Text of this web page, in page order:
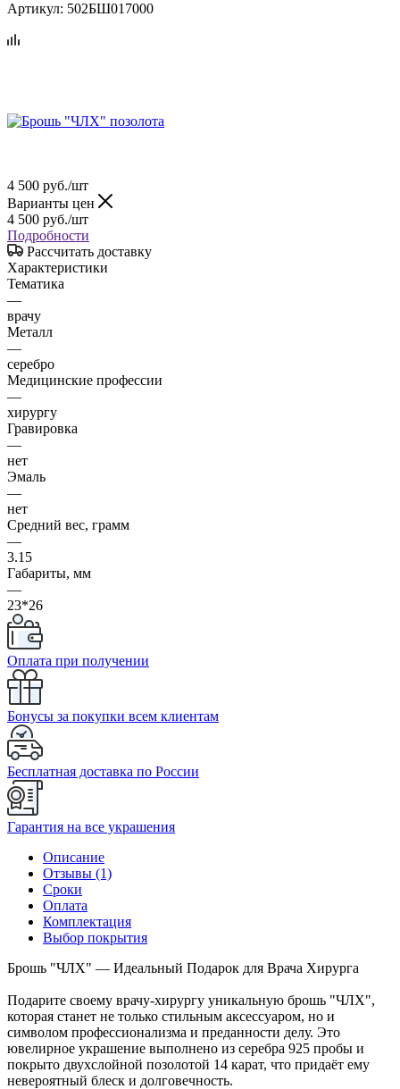
Артикул: 502БШ017000
4 500 руб./шт
Варианты цен
4 500 руб./шт
Подробности
Рассчитать доставку
Характеристики
Тематика
—
врачу
Металл
—
серебро
Медицинские профессии
—
хирургу
Гравировка
—
нет
Эмаль
—
нет
Средний вес, грамм
—
3.15
Габариты, мм
—
23*26
Оплата при получении
Бонусы за покупки всем клиентам
Бесплатная доставка по России
Гарантия на все украшения
Описание
Отзывы (1)
Сроки
Оплата
Комплектация
Выбор покрытия
Брошь "ЧЛХ" — Идеальный Подарок для Врача Хирурга
Подарите своему врачу-хирургу уникальную брошь "ЧЛХ",
которая станет не только стильным аксессуаром, но и
символом профессионализма и преданности делу. Это
ювелирное украшение выполнено из серебра 925 пробы и
покрыто двухслойной позолотой 14 карат, что придаёт ему
невероятный блеск и долговечность.